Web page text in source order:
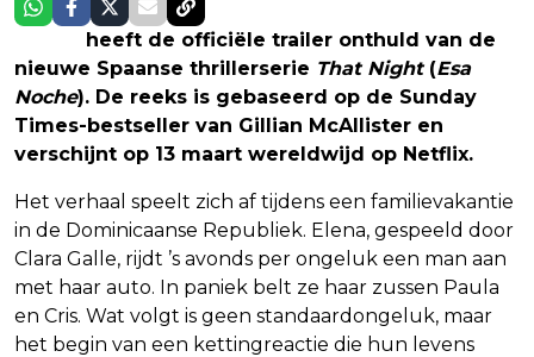
heeft de officiële trailer onthuld van de
nieuwe Spaanse thrillerserie That Night(Esa
Noche). De reeks is gebaseerd op de Sunday
Times-bestseller van Gillian McAllister en
verschijnt op 13 maart wereldwijd op Netflix.
Het verhaal speelt zich af tijdens een familievakantie
in de Dominicaanse Republiek. Elena, gespeeld door
Clara Galle, rijdt ’s avonds per ongeluk een man aan
met haar auto. In paniek belt ze haar zussen Paula
en Cris. Wat volgt is geen standaardongeluk, maar
het begin van een kettingreactie die hun levens